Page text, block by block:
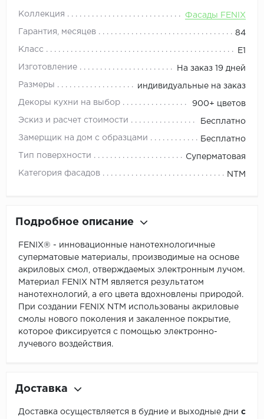
Коллекция Фасады FENIX
Гарантия, месяцев 84
Класс E1
Изготовление На заказ 19 дней
Размеры индивидуальные на заказ
Декоры кухни на выбор 900+ цветов
Эскиз и расчет стоимости Бесплатно
Замерщик на дом с образцами Бесплатно
Тип поверхности Суперматовая
Категория фасадов NTM
Подробное описание
FENIX® - инновационные нанотехнологичные
суперматовые материалы, производимые на основе
акриловых смол, отверждаемых электронным лучом.
Материал FENIX NTM является результатом
нанотехнологий, а его цвета вдохновлены природой.
При создании FENIX NTM использованы акриловые
смолы нового поколения и закаленное покрытие,
которое фиксируется с помощью электронно-
лучевого воздействия.
Доставка
Доставка осуществляется в будние и выходные дни с